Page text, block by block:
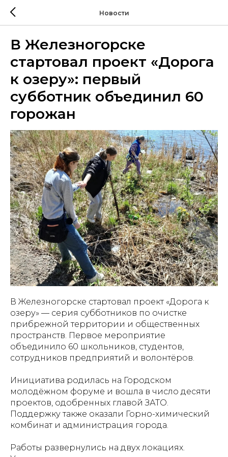
Новости
В Железногорске
стартовал проект «Дорога
к озеру»: первый
субботник объединил 60
горожан
В Железногорске стартовал проект «Дорога к
озеру» — серия субботников по очистке
прибрежной территории и общественных
пространств. Первое мероприятие
объединило 60 школьников, студентов,
сотрудников предприятий и волонтёров.
Инициатива родилась на Городском
молодёжном форуме и вошла в число десяти
проектов, одобренных главой ЗАТО.
Поддержку также оказали Горно-химический
комбинат и администрация города.
Работы развернулись на двух локациях.